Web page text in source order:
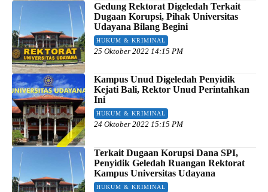
Gedung Rektorat Digeledah Terkait
Dugaan Korupsi, Pihak Universitas
Udayana Bilang Begini
HUKUM & KRIMINAL
25 Oktober 2022 14:15 PM
Kampus Unud Digeledah Penyidik
Kejati Bali, Rektor Unud Perintahkan
Ini
HUKUM & KRIMINAL
24 Oktober 2022 15:15 PM
Terkait Dugaan Korupsi Dana SPI,
Penyidik Geledah Ruangan Rektorat
Kampus Universitas Udayana
HUKUM & KRIMINAL